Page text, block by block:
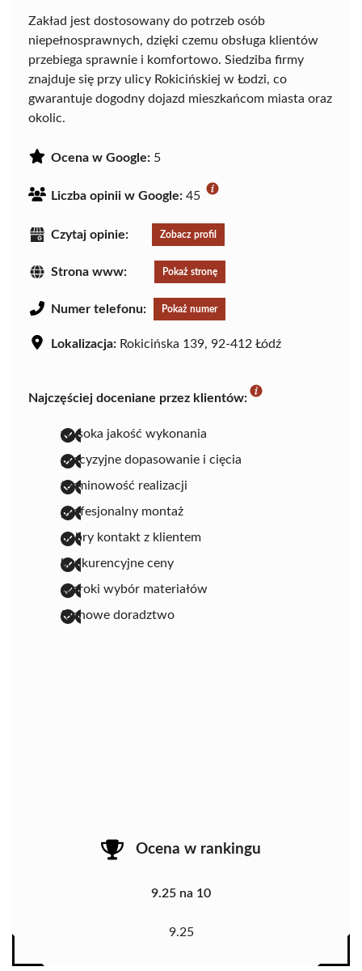
Zakład jest dostosowany do potrzeb osób
niepełnosprawnych, dzięki czemu obsługa klientów
przebiega sprawnie i komfortowo. Siedziba firmy
znajduje się przy ulicy Rokicińskiej w Łodzi, co
gwarantuje dogodny dojazd mieszkańcom miasta oraz
okolic.
Ocena w Google: 5
Liczba opinii w Google: 45
Czytaj opinie: Zobacz profil
Strona www: Pokaż stronę
Numer telefonu: Pokaż numer
Lokalizacja: Rokicińska 139, 92-412 Łódź
Najczęściej doceniane przez klientów:
wysoka jakość wykonania
precyzyjne dopasowanie i cięcia
terminowość realizacji
profesjonalny montaż
dobry kontakt z klientem
konkurencyjne ceny
szeroki wybór materiałów
fachowe doradztwo
Ocena w rankingu
9.25 na 10
9.25